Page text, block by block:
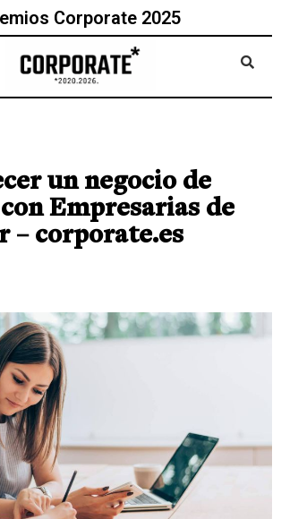
Corporate 2025
un negocio de
Empresarias de
– corporate.es